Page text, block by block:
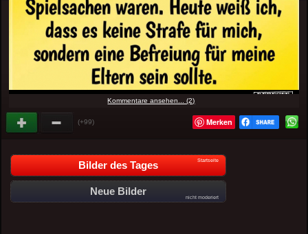
Kommentare ansehen... (2)
(+99) Merken
Bilder des Tages Startseite
Neue Bilder
nicht moderiert